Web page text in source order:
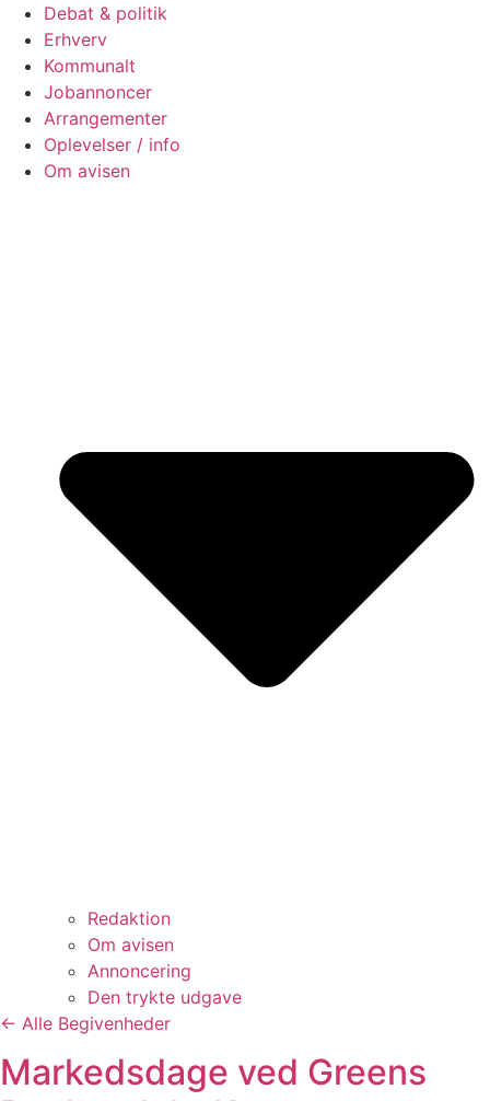
Debat & politik
Erhverv
Kommunalt
Jobannoncer
Arrangementer
Oplevelser / info
Om avisen
Redaktion
Om avisen
Annoncering
Den trykte udgave
← Alle Begivenheder
Markedsdage ved Greens